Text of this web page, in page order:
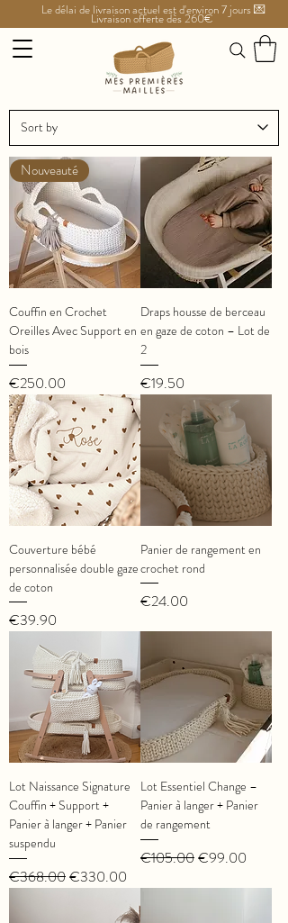
Le délai de livraison actuel est d'environ 7 jours 💌
Livraison offerte dès 260€
Nouveauté
Couffin en Crochet
Oreilles Avec Support en
bois
Price
€250.00
Draps housse de berceau
en gaze de coton – Lot de
2
Price
€19.50
Couverture bébé
personnalisée double gaze
de coton
Price
€39.90
Panier de rangement en
crochet rond
Price
€24.00
Lot Naissance Signature
Couffin + Support +
Panier à langer + Panier
suspendu
Regular Price
€368.00Sale Price
€330.00
Lot Essentiel Change –
Panier à langer + Panier
de rangement
Regular Price
€105.00Sale Price
€99.00